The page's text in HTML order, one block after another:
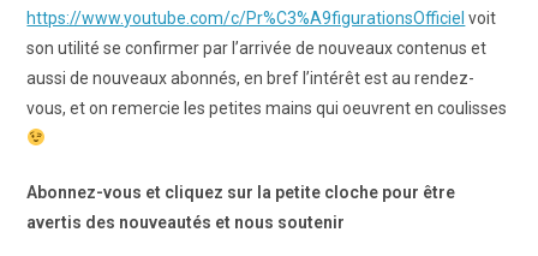
https://www.youtube.com/c/Pr%C3%A9figurationsOfficiel voit
son utilité se confirmer par l’arrivée de nouveaux contenus et
aussi de nouveaux abonnés, en bref l’intérêt est au rendez-
vous, et on remercie les petites mains qui oeuvrent en coulisses
Abonnez-vous et cliquez sur la petite cloche pour être
avertis des nouveautés et nous soutenir